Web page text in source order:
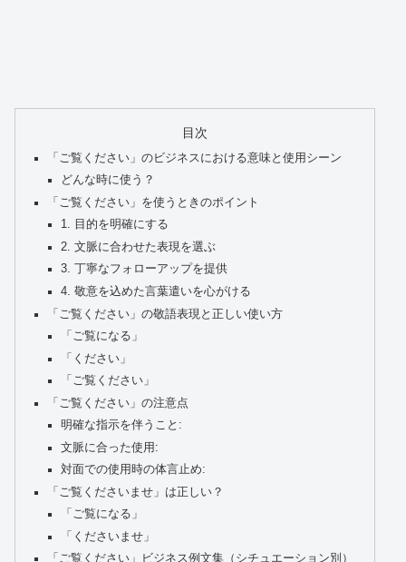
目次
「ご覧ください」のビジネスにおける意味と使用シーン
どんな時に使う？
「ご覧ください」を使うときのポイント
1. 目的を明確にする
2. 文脈に合わせた表現を選ぶ
3. 丁寧なフォローアップを提供
4. 敬意を込めた言葉遣いを心がける
「ご覧ください」の敬語表現と正しい使い方
「ご覧になる」
「ください」
「ご覧ください」
「ご覧ください」の注意点
明確な指示を伴うこと:
文脈に合った使用:
対面での使用時の体言止め:
「ご覧くださいませ」は正しい？
「ご覧になる」
「くださいませ」
「ご覧ください」ビジネス例文集（シチュエーション別）